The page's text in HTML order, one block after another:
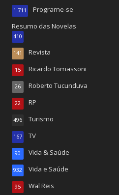
Programe-se
1.711
Resumo das Novelas
410
Revista
141
Ricardo Tomassoni
15
Roberto Tucunduva
26
RP
22
Turismo
496
TV
167
Vida & Saúde
90
Vida e Saúde
932
Wal Reis
95